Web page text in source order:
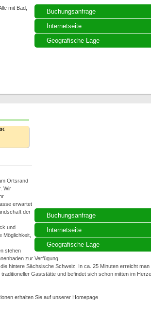
Buchungsanfrage
Internetseite
Geografische Lage
mit Bad,
Buchungsanfrage
Internetseite
Geografische Lage
Ortsrand
Wir
erwartet
der
und
Möglichkeit,
stehen
zur Verfügung.
hintere Sächsische Schweiz. In ca. 25 Minuten erreicht man
Gaststätte und befindet sich schon mitten im
erhalten Sie auf unserer Homepage